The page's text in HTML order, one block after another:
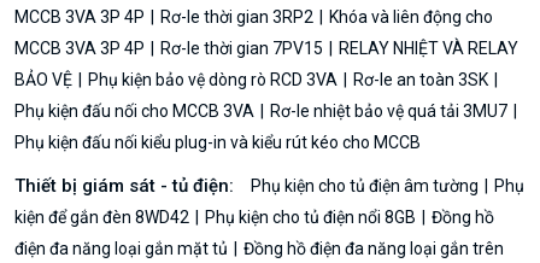
MCCB 3VA 3P 4P
Rơ-le thời gian 3RP2
Khóa và liên động cho
MCCB 3VA 3P 4P
Rơ-le thời gian 7PV15
RELAY NHIỆT VÀ RELAY
BẢO VỆ
Phụ kiện bảo vệ dòng rò RCD 3VA
Rơ-le an toàn 3SK
Phụ kiện đấu nối cho MCCB 3VA
Rơ-le nhiệt bảo vệ quá tải 3MU7
Phụ kiện đấu nối kiểu plug-in và kiểu rút kéo cho MCCB
Thiết bị giám sát - tủ điện: Phụ kiện cho tủ điện âm tường
Phụ
kiện để gắn đèn 8WD42
Phụ kiện cho tủ điện nổi 8GB
Đồng hồ
điện đa năng loại gắn mặt tủ
Đồng hồ điện đa năng loại gắn trên